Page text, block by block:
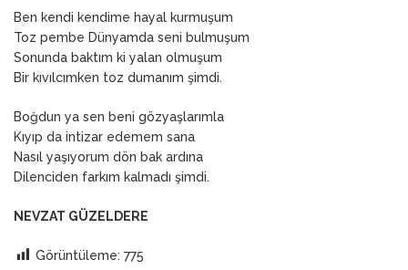
Ben kendi kendime hayal kurmuşum
Toz pembe Dünyamda seni bulmuşum
Sonunda baktım ki yalan olmuşum
Bir kıvılcımken toz dumanım şimdi.
Boğdun ya sen beni gözyaşlarımla
Kıyıp da intizar edemem sana
Nasıl yaşıyorum dön bak ardına
Dilenciden farkım kalmadı şimdi.
NEVZAT GÜZELDERE
Görüntüleme: 775